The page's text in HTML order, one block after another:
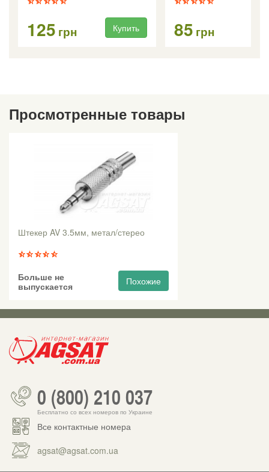
125 грн Купить 85 грн
Просмотренные товары
Штекер AV 3.5мм, метал/стерео
Больше не
выпускается
Похожие
0 (800) 210 037
Бесплатно со всех номеров по Украине
Все контактные номера
agsat@agsat.com.ua